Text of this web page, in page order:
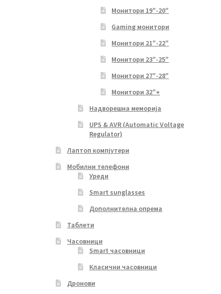
Монитори 19″-20″
Gaming монитори
Монитори 21″-22″
Монитори 23″-25″
Монитори 27″-28″
Монитори 32″+
Надворешна меморија
UPS & AVR (Automatic Voltage
Regulator)
Лаптоп компјутери
Мобилни телефони
Уреди
Smart sunglasses
Дополнителна опрема
Таблети
Часовници
Smart часовници
Класични часовници
Дронови